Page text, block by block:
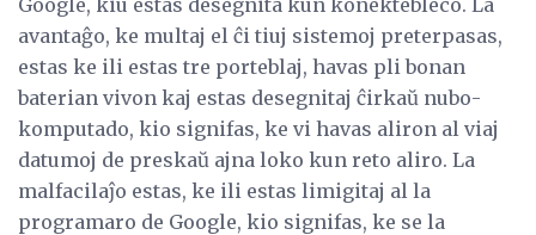
avantaĝo, ke multaj el ĉi tiuj sistemoj preterpasas,
estas ke ili estas tre porteblaj, havas pli bonan
baterian vivon kaj estas desegnitaj ĉirkaŭ nubo-
komputado, kio signifas, ke vi havas aliron al viaj
datumoj de preskaŭ ajna loko kun reto aliro. La
malfacilaĵo estas, ke ili estas limigitaj al la
programaro de Google, kio signifas, ke se la